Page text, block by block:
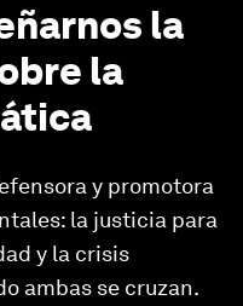
la
la
y promotora
la justicia para
y la crisis
ambas se cruzan.